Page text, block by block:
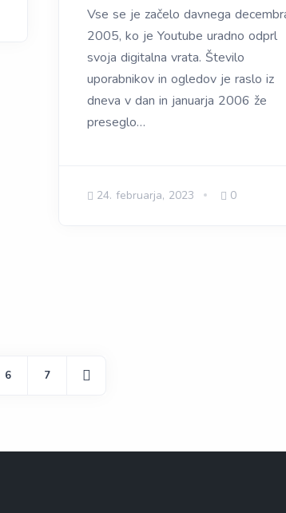
Vse se je začelo davnega
2005, ko je Youtube uradno odprl
svoja digitalna vrata. Število
uporabnikov in ogledov je raslo iz
dneva v dan in januarja 2006 že
preseglo…
24. februarja, 2023 0
6 7